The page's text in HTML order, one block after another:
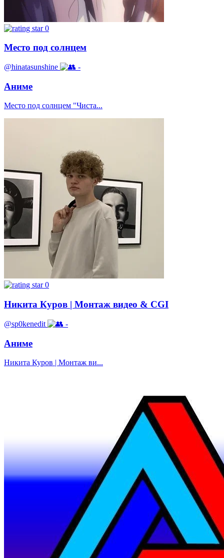
0
Место под солнцем
@hinatasunshine -
Аниме
Место под солнцем "Чиста...
0
Никита Куров | Монтаж видео & CGI
@sp0kenedit -
Аниме
Никита Куров | Монтаж ви...